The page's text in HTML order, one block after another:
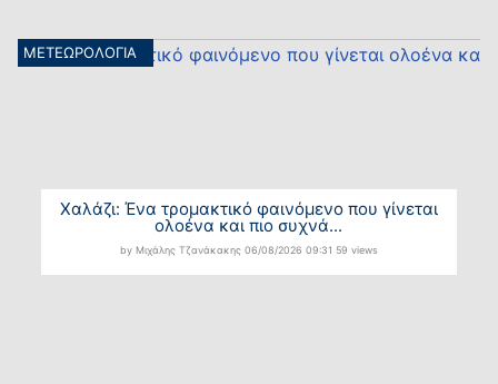
ΜΕΤΕΩΡΟΛΟΓΙΑ
Χαλάζι: Ένα τρομακτικό φαινόμενο που γίνεται
ολοένα και πιο συχνά...
by Μιχάλης Τζανάκακης 06/08/2026 09:31 59 views